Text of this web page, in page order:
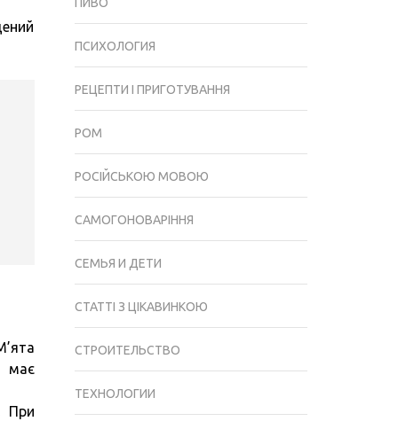
ГОРІЛЦІ
САМОГОНІ)
має
При
ПСИХОЛОГИЯ
РЕЦЕПТИ І ПРИГОТУВАННЯ
РОМ
РОСІЙСЬКОЮ МОВОЮ
САМОГОНОВАРІННЯ
СЕМЬЯ И ДЕТИ
СТАТТІ З ЦІКАВИНКОЮ
СТРОИТЕЛЬСТВО
ТЕХНОЛОГИИ